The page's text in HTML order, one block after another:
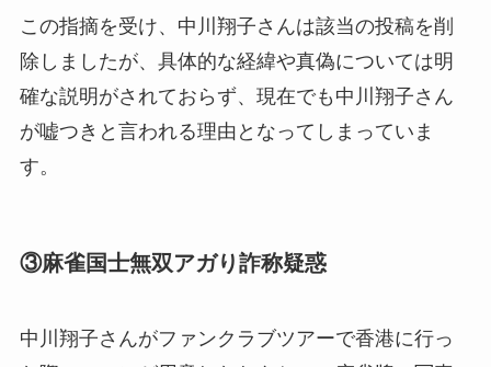
この指摘を受け、中川翔子さんは該当の投稿を削
除しましたが、具体的な経緯や真偽については明
確な説明がされておらず、現在でも中川翔子さん
が嘘つきと言われる理由となってしまっていま
す。
③麻雀国士無双アガり詐称疑惑
中川翔子さんがファンクラブツアーで香港に行っ